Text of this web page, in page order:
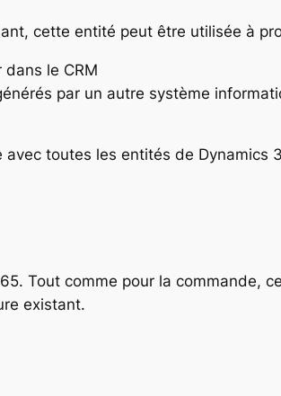
cette entité peut être utilisée à
le CRM
par un autre système
toutes les entités de Dynamics
Tout comme pour la commande,
existant.